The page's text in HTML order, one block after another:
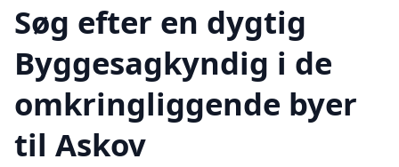
Søg efter en dygtig
Byggesagkyndig i de
omkringliggende byer
til Askov